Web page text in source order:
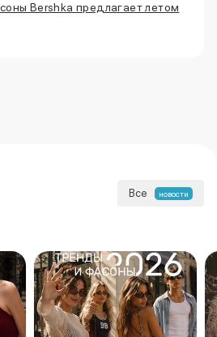
Bershka предлагает летом
Все новости